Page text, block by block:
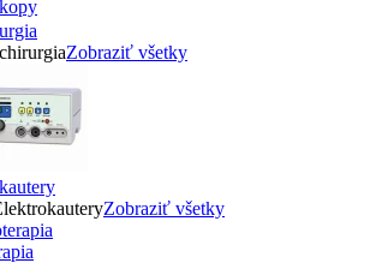
Zobraziť všetky
Zobraziť všetky